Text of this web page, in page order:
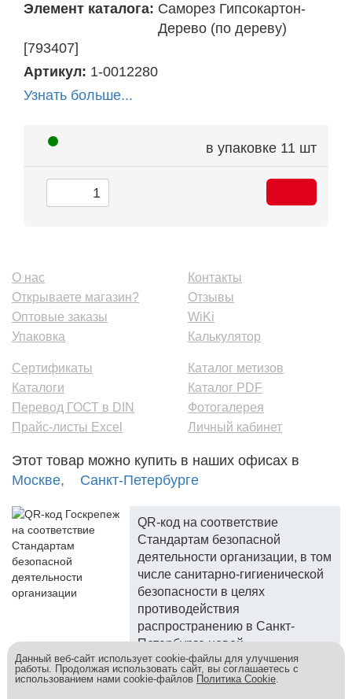
Элемент каталога: Саморез Гипсокартон-
Дерево (по дереву)
[793407]
Артикул: 1-0012280
Узнать больше...
в упаковке 11 шт
О нас
Открываете магазин?
Оптовые заказы
Упаковка
Контакты
Отзывы
WiKi
Калькулятор
Сертификаты
Каталоги
Перевод ГОСТ в DIN
Прайс-листы Excel
Каталог метизов
Каталог PDF
Фотогалерея
Личный кабинет
Этот товар можно купить в наших офисах в
Москве,
Санкт-Петербурге
QR-код на соответствие
Стандартам безопасной
деятельности организации, в том
числе санитарно-гигиенической
безопасности в целях
противодействия
распространению в Санкт-
Петербурге новой
коронавирусной инфекции.
Данный веб-сайт использует cookie-файлы для улучшения
работы. Продолжая использовать сайт, вы соглашаетесь с
использованием нами cookie-файлов Политика Cookie.